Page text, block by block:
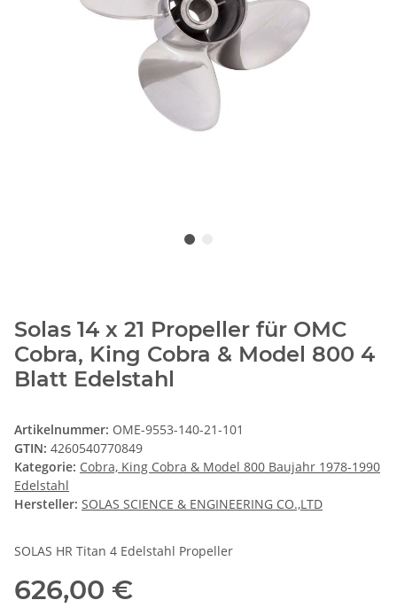
Solas 14 x 21 Propeller für OMC
Cobra, King Cobra & Model 800 4
Blatt Edelstahl
Artikelnummer: OME-9553-140-21-101
GTIN: 4260540770849
Kategorie: Cobra, King Cobra & Model 800 Baujahr 1978-1990
Edelstahl
Hersteller: SOLAS SCIENCE & ENGINEERING CO.,LTD
SOLAS HR Titan 4 Edelstahl Propeller
626,00 €